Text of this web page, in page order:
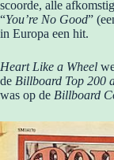
scoorde, alle
“You’re No Good”
in Europa een hit.
Heart Like a Wheel
de Billboard Top 200
was op de Billboard